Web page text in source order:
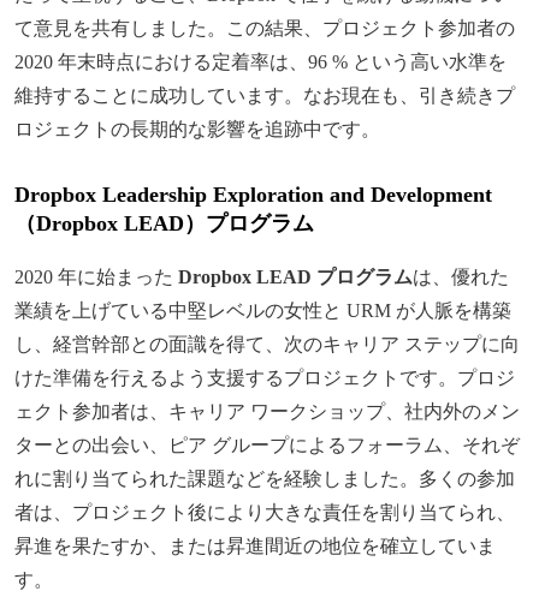
て意見を共有しました。この結果、プロジェクト参加者の
2020 年末時点における定着率は、96 % という高い水準を
維持することに成功しています。なお現在も、引き続きプ
ロジェクトの長期的な影響を追跡中です。
Dropbox Leadership Exploration and Development
（Dropbox LEAD）プログラム
2020 年に始まった Dropbox LEAD プログラムは、優れた
業績を上げている中堅レベルの女性と URM が人脈を構築
し、経営幹部との面識を得て、次のキャリア ステップに向
けた準備を行えるよう支援するプロジェクトです。プロジ
ェクト参加者は、キャリア ワークショップ、社内外のメン
ターとの出会い、ピア グループによるフォーラム、それぞ
れに割り当てられた課題などを経験しました。多くの参加
者は、プロジェクト後により大きな責任を割り当てられ、
昇進を果たすか、または昇進間近の地位を確立していま
す。